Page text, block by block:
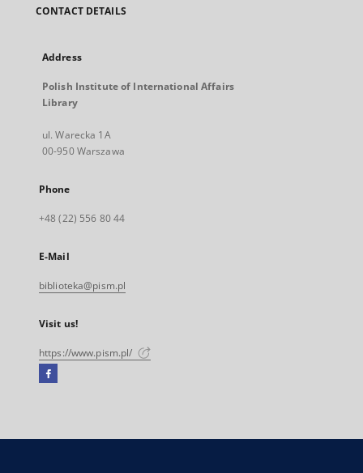
CONTACT DETAILS
Address
Polish Institute of International Affairs
Library
ul. Warecka 1A
00-950 Warszawa
Phone
+48 (22) 556 80 44
E-Mail
biblioteka@pism.pl
Visit us!
https://www.pism.pl/
Facebook
open